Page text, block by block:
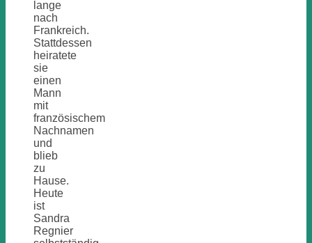
lange
nach
Frankreich.
Stattdessen
heiratete
sie
einen
Mann
mit
französischem
Nachnamen
und
blieb
zu
Hause.
Heute
ist
Sandra
Regnier